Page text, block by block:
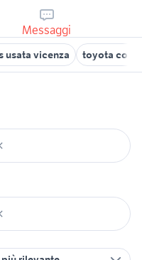
Messaggi
usata vicenza toyota